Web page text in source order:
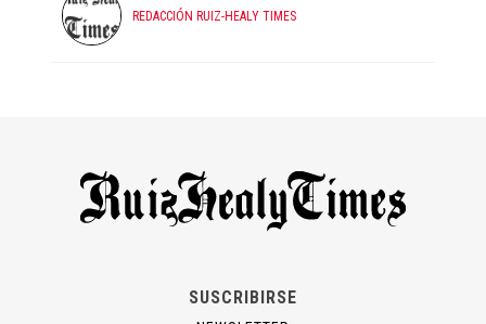
REDACCIÓN RUIZ-HEALY TIMES
SUSCRIBIRSE